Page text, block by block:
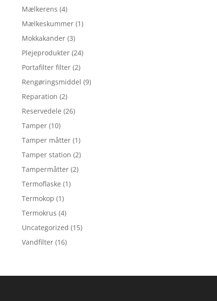
Mælkerens (4)
Mælkeskummer (1)
Mokkakander (3)
Plejeprodukter (24)
Portafilter filter (2)
Rengøringsmiddel (9)
Reparation (2)
Reservedele (26)
Tamper (10)
Tamper måtter (1)
Tamper station (2)
Tampermåtter (2)
Termoflaske (1)
Termokop (1)
Termokrus (4)
Uncategorized (15)
Vandfilter (16)